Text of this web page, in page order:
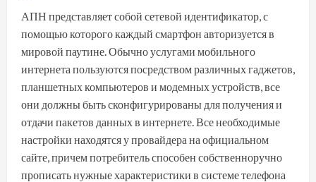
АПН представляет собой сетевой идентификатор, с
помощью которого каждый смартфон авторизуется в
мировой паутине. Обычно услугами мобильного
интернета пользуются посредством различных гаджетов,
планшетных компьютеров и модемных устройств, все
они должны быть сконфигурированы для получения и
отдачи пакетов данных в интернете. Все необходимые
настройки находятся у провайдера на официальном
сайте, причем потребитель способен собственноручно
прописать нужные характеристики в системе телефона